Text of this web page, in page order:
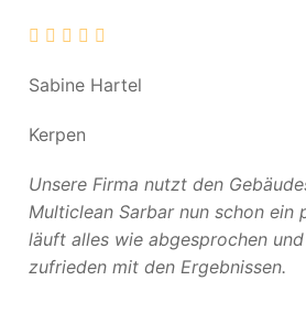
Sabine Hartel
Kerpen
Unsere Firma nutzt den
Multiclean Sarbar nun schon ein
läuft alles wie abgesprochen
zufrieden mit den Ergebnissen.